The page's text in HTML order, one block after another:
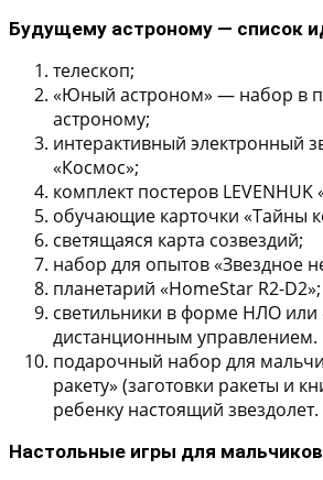
Будущему астроному — список
телескоп;
«Юный астроном» — набор в
астроному;
интерактивный электронный
«Космос»;
комплект постеров LEVENHUK
обучающие карточки «Тайны
светящаяся карта созвездий;
набор для опытов «Звездное
планетарий «HomeStar R2-D2»;
светильники в форме НЛО или
дистанционным управлением.
подарочный набор для
ракету» (заготовки ракеты и
ребенку настоящий звездолет.
Настольные игры для